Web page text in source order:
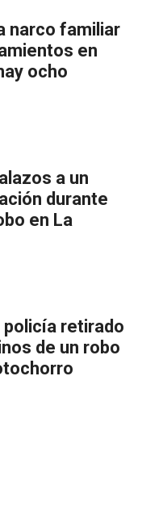
narco familiar
en
ocho
a un
durante
en La
policía retirado
de un robo